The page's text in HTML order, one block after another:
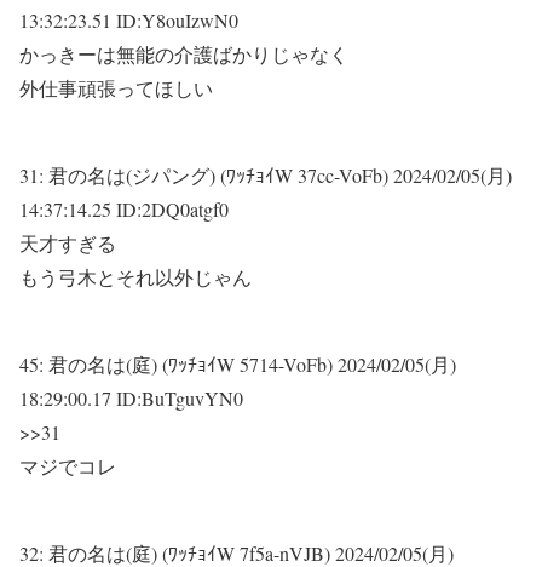
13:32:23.51 ID:Y8ouIzwN0
かっきーは無能の介護ばかりじゃなく
外仕事頑張ってほしい
31: 君の名は(ジパング) (ﾜｯﾁｮｲW 37cc-VoFb)2024/02/05(月)
14:37:14.25 ID:2DQ0atgf0
天才すぎる
もう弓木とそれ以外じゃん
45: 君の名は(庭) (ﾜｯﾁｮｲW 5714-VoFb)2024/02/05(月)
18:29:00.17 ID:BuTguvYN0
>>31
マジでコレ
32: 君の名は(庭) (ﾜｯﾁｮｲW 7f5a-nVJB)2024/02/05(月)